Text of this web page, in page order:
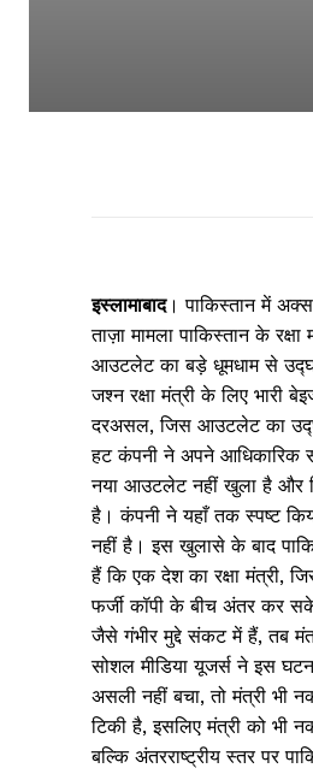
इस्लामाबाद। पाकिस्तान में
ताज़ा मामला पाकिस्तान के
आउटलेट का बड़े धूमधाम से
जश्न रक्षा मंत्री के लिए भारी
दरअसल, जिस आउटलेट का
हट कंपनी ने अपने आधिकारिक
नया आउटलेट नहीं खुला है और
है। कंपनी ने यहाँ तक स्पष्ट
नहीं है। इस खुलासे के बाद
हैं कि एक देश का रक्षा मंत्री,
फर्जी कॉपी के बीच अंतर कर
जैसे गंभीर मुद्दे संकट में हैं, तब
सोशल मीडिया यूजर्स ने इस
असली नहीं बचा, तो मंत्री भी
टिकी है, इसलिए मंत्री को भी
बल्कि अंतरराष्ट्रीय स्तर पर